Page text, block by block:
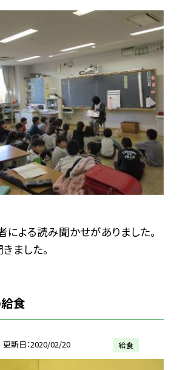
による読み聞かせがありました。
ました。
食
更新日 2020/02/20 給食